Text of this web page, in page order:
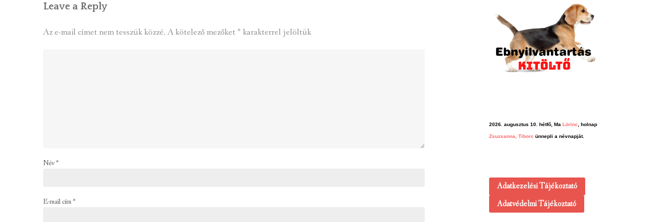
Leave a Reply
Az e-mail címet nem tesszük közzé. A kötelező mezőket *karakterrel jelöltük
Név*
E-mail cím*
2026. augusztus 10. hétfő, Ma Lörinc , holnap
Zsuzsanna, Tiborc ünnepli a névnapját.
Adatkezelési Tájékoztató
Adatvédelmi Tájékoztató